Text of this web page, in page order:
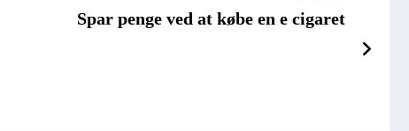
Spar penge ved at købe en e cigaret